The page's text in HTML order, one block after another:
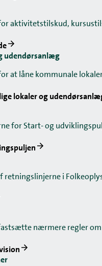
aktivitetstilskud,
udendørsanlæg
at låne kommunale
lokaler og
for Start- og
i
nærmere regler